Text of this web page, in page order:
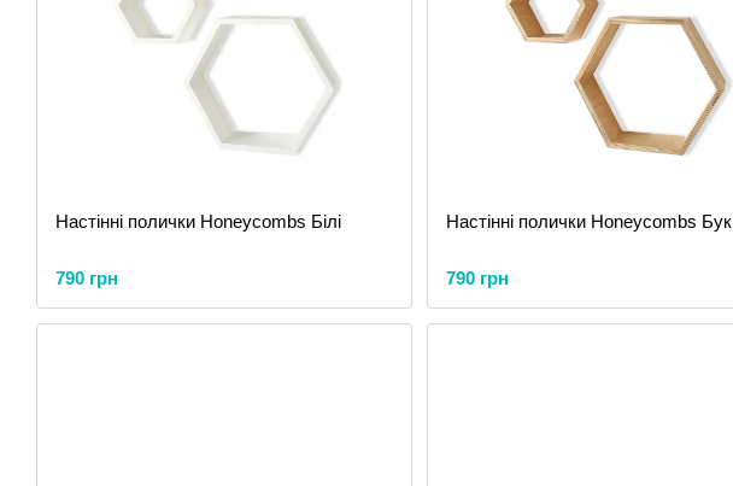
Настінні полички Honeycombs Білі
790 грн
Настінні полички Honeycombs Бук
790 грн